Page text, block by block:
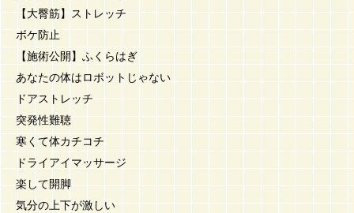
【大臀筋】ストレッチ
ボケ防止
【施術公開】ふくらはぎ
あなたの体はロボットじゃない
ドアストレッチ
突発性難聴
寒くて体カチコチ
ドライアイマッサージ
楽して開脚
気分の上下が激しい